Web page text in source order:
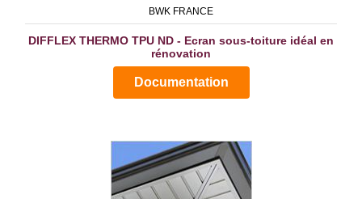
BWK FRANCE
DIFFLEX THERMO TPU ND - Ecran sous-toiture idéal en
rénovation
Documentation